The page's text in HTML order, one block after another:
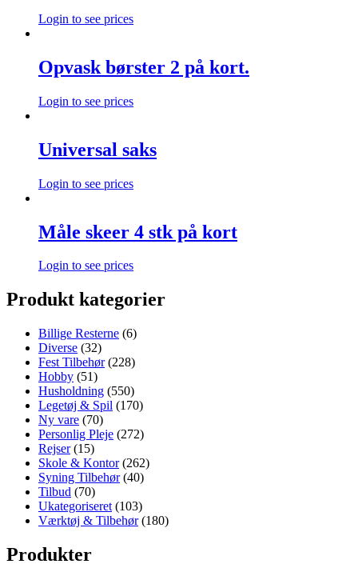
Login to see prices
Opvask børster 2 på kort.
Login to see prices
Universal saks
Login to see prices
Måle skeer 4 stk på kort
Login to see prices
Produkt kategorier
Billige Resterne (6)
Diverse (32)
Fest Tilbehør (228)
Hobby (51)
Husholdning (550)
Legetøj & Spil (170)
Ny vare (70)
Personlig Pleje (272)
Rejser (15)
Skole & Kontor (262)
Syning Tilbehør (40)
Tilbud (70)
Ukategoriseret (103)
Værktøj & Tilbehør (180)
Produkter